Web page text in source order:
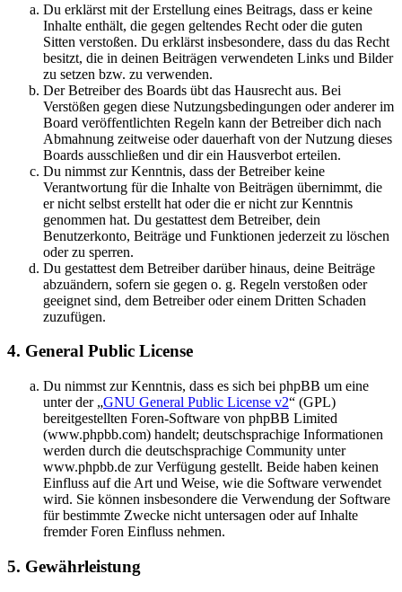
Du erklärst mit der Erstellung eines Beitrags, dass er keine
Inhalte enthält, die gegen geltendes Recht oder die guten
Sitten verstoßen. Du erklärst insbesondere, dass du das Recht
besitzt, die in deinen Beiträgen verwendeten Links und Bilder
zu setzen bzw. zu verwenden.
Der Betreiber des Boards übt das Hausrecht aus. Bei
Verstößen gegen diese Nutzungsbedingungen oder anderer im
Board veröffentlichten Regeln kann der Betreiber dich nach
Abmahnung zeitweise oder dauerhaft von der Nutzung dieses
Boards ausschließen und dir ein Hausverbot erteilen.
Du nimmst zur Kenntnis, dass der Betreiber keine
Verantwortung für die Inhalte von Beiträgen übernimmt, die
er nicht selbst erstellt hat oder die er nicht zur Kenntnis
genommen hat. Du gestattest dem Betreiber, dein
Benutzerkonto, Beiträge und Funktionen jederzeit zu löschen
oder zu sperren.
Du gestattest dem Betreiber darüber hinaus, deine Beiträge
abzuändern, sofern sie gegen o. g. Regeln verstoßen oder
geeignet sind, dem Betreiber oder einem Dritten Schaden
zuzufügen.
4. General Public License
Du nimmst zur Kenntnis, dass es sich bei phpBB um eine
unter der „GNU General Public License v2“ (GPL)
bereitgestellten Foren-Software von phpBB Limited
(www.phpbb.com) handelt; deutschsprachige Informationen
werden durch die deutschsprachige Community unter
www.phpbb.de zur Verfügung gestellt. Beide haben keinen
Einfluss auf die Art und Weise, wie die Software verwendet
wird. Sie können insbesondere die Verwendung der Software
für bestimmte Zwecke nicht untersagen oder auf Inhalte
fremder Foren Einfluss nehmen.
5. Gewährleistung